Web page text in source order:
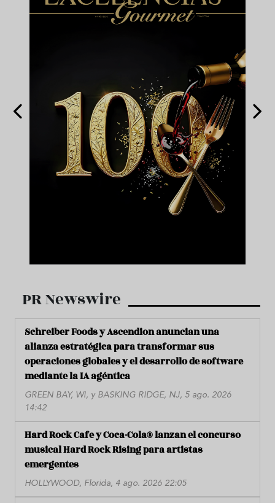
PR Newswire
Schreiber Foods y Ascendion anuncian una
alianza estratégica para transformar sus
operaciones globales y el desarrollo de software
mediante la IA agéntica
GREEN BAY, WI, y BASKING RIDGE, NJ, 5 ago. 2026
14:42
Hard Rock Cafe y Coca-Cola® lanzan el concurso
musical Hard Rock Rising para artistas
emergentes
HOLLYWOOD, Florida, 4 ago. 2026 22:05